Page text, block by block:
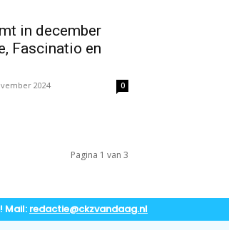
in december
Fascinatio en
2024 0
Pagina 1 van 3
Mail: redactie@ckzvandaag.nl